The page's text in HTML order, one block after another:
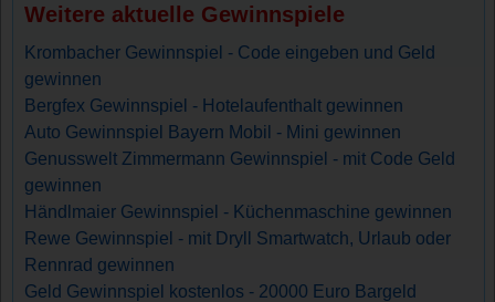
Weitere aktuelle Gewinnspiele
Krombacher Gewinnspiel - Code eingeben und Geld
gewinnen
Bergfex Gewinnspiel - Hotelaufenthalt gewinnen
Auto Gewinnspiel Bayern Mobil - Mini gewinnen
Genusswelt Zimmermann Gewinnspiel - mit Code Geld
gewinnen
Händlmaier Gewinnspiel - Küchenmaschine gewinnen
Rewe Gewinnspiel - mit Dryll Smartwatch, Urlaub oder
Rennrad gewinnen
Geld Gewinnspiel kostenlos - 20000 Euro Bargeld